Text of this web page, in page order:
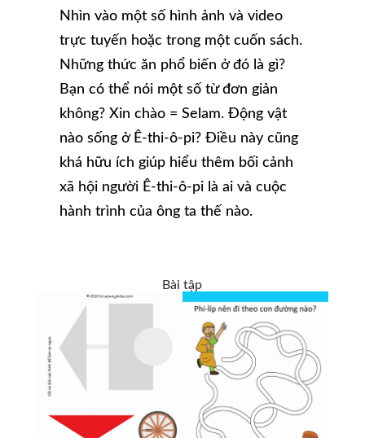
Nhìn vào một số hình ảnh và video
trực tuyến hoặc trong một cuốn sách.
Những thức ăn phổ biến ở đó là gì?
Bạn có thể nói một số từ đơn giản
không? Xin chào = Selam. Động vật
nào sống ở Ê-thi-ô-pi? Điều này cũng
khá hữu ích giúp hiểu thêm bối cảnh
xã hội người Ê-thi-ô-pi là ai và cuộc
hành trình của ông ta thế nào.
Bài tập